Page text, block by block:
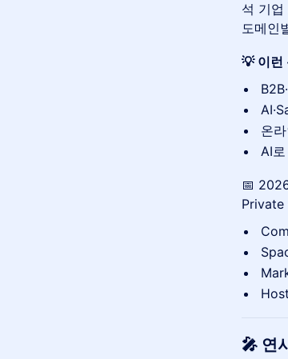
석 기업
도메인
💡 이런
온
AI
📅
Private
🎤 연